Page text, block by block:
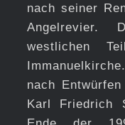
nach seiner
Angelrevier.
westlichen
nach
Karl Friedrich